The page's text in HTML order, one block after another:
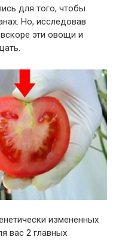
для того, чтобы
Но, исследовав
эти овощи и
измененных
вас 2 главных